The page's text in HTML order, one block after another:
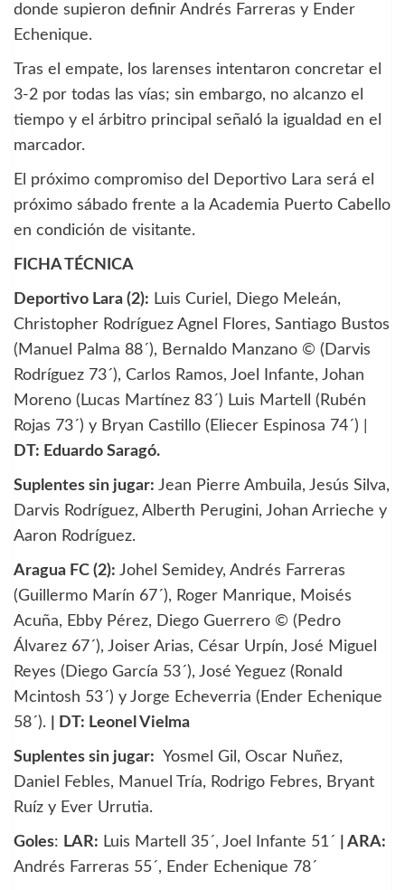
donde supieron definir Andrés Farreras y Ender
Echenique.
Tras el empate, los larenses intentaron concretar el
3-2 por todas las vías; sin embargo, no alcanzo el
tiempo y el árbitro principal señaló la igualdad en el
marcador.
El próximo compromiso del Deportivo Lara será el
próximo sábado frente a la Academia Puerto Cabello
en condición de visitante.
FICHA TÉCNICA
Deportivo Lara (2): Luis Curiel, Diego Meleán,
Christopher Rodríguez Agnel Flores, Santiago Bustos
(Manuel Palma 88´), Bernaldo Manzano © (Darvis
Rodríguez 73´), Carlos Ramos, Joel Infante, Johan
Moreno (Lucas Martínez 83´) Luis Martell (Rubén
Rojas 73´) y Bryan Castillo (Eliecer Espinosa 74´) |
DT: Eduardo Saragó.
Suplentes sin jugar: Jean Pierre Ambuila, Jesús Silva,
Darvis Rodríguez, Alberth Perugini, Johan Arrieche y
Aaron Rodríguez.
Aragua FC (2): Johel Semidey, Andrés Farreras
(Guillermo Marín 67´), Roger Manrique, Moisés
Acuña, Ebby Pérez, Diego Guerrero © (Pedro
Álvarez 67´), Joiser Arias, César Urpín, José Miguel
Reyes (Diego García 53´), José Yeguez (Ronald
Mcintosh 53´) y Jorge Echeverria (Ender Echenique
58´).
| DT: Leonel Vielma
Suplentes sin jugar: Yosmel Gil, Oscar Nuñez,
Daniel Febles, Manuel Tría, Rodrigo Febres, Bryant
Ruíz y Ever Urrutia.
Goles: LAR: Luis Martell 35´, Joel Infante 51´
| ARA:
Andrés Farreras 55´, Ender Echenique 78´